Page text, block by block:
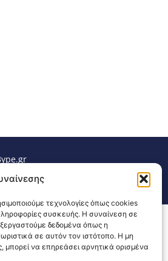
τεχνολογίες όπως cookies
συσκευής. Η συναίνεση σε
δεδομένα όπως η
σε αυτόν τον ιστότοπο. Η μη
να επηρεάσει αρνητικά ορισμένα